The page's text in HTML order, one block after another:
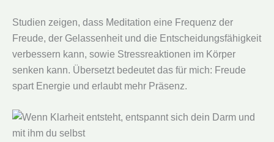
Studien zeigen, dass Meditation eine Frequenz der
Freude, der Gelassenheit und die Entscheidungsfähigkeit
verbessern kann, sowie Stressreaktionen im Körper
senken kann. Übersetzt bedeutet das für mich: Freude
spart Energie und erlaubt mehr Präsenz.